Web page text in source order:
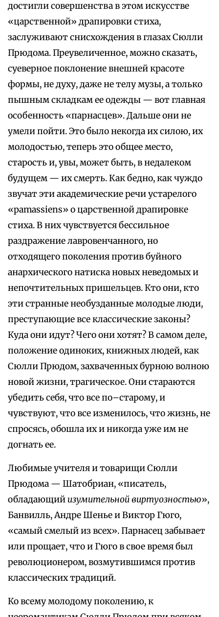
достигли совершенства в этом искусстве
«царственной» драпировки стиха,
заслуживают снисхождения в глазах Сюлли
Прюдома. Преувеличенное, можно сказать,
суеверное поклонение внешней красоте
формы, не духу, даже не телу музы, а только
пышным складкам ее одежды — вот главная
особенность «парнасцев». Дальше они не
умели пойти. Это было некогда их силою, их
молодостью, теперь это общее место,
старость и, увы, может быть, в недалеком
будущем — их смерть. Как бедно, как чуждо
звучат эти академические речи устарелого
«pamassiens» о царственной драпировке
стиха. В них чувствуется бессильное
раздражение лавровенчанного, но
отходящего поколения против буйного
анархического натиска новых неведомых и
непочтительных пришельцев. Кто они, кто
эти странные необузданные молодые люди,
преступающие все классические законы?
Куда они идут? Чего они хотят? В самом деле,
положение одиноких, книжных людей, как
Сюлли Прюдом, захваченных бурною волною
новой жизни, трагическое. Они стараются
убедить себя, что все по–старому, и
чувствуют, что все изменилось, что жизнь, не
спросясь, обошла их и никогда уже им не
догнать ее.
Любимые учителя и товарищи Сюлли
Прюдома — Шатобриан, «писатель,
обладающий изумительной виртуозностью»,
Банвилль, Андре Шенье и Виктор Гюго,
«самый смелый из всех». Парнасец забывает
или прощает, что и Гюго в свое время был
революционером, возмутившимся против
классических традиций.
Ко всему молодому поколению, к